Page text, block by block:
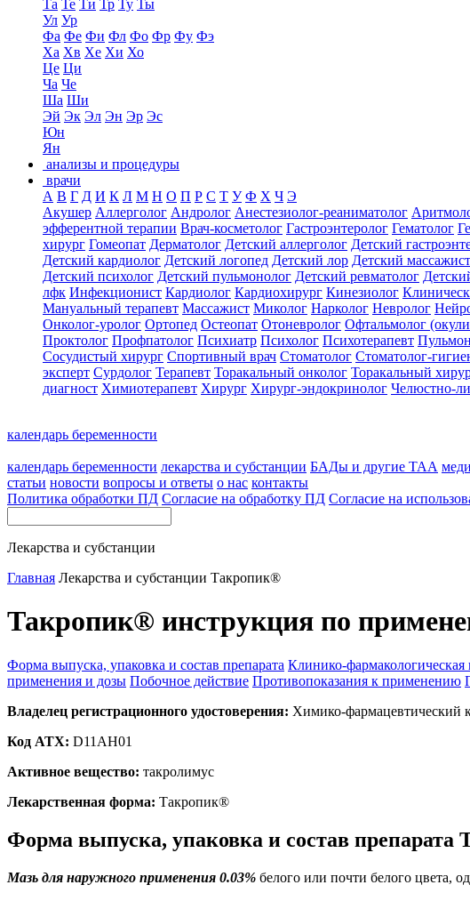
Та Те Ти Тр Ту Ты
Ул Ур
Фа Фе Фи Фл Фо Фр Фу Фэ
Ха Хв Хе Хи Хо
Це Ци
Ча Че
Ша Ши
Эй Эк Эл Эн Эр Эс
Юн
Ян
анализы и процедуры
врачи
А В Г Д И К Л М Н О П Р С Т У Ф Х Ч Э
Акушер Аллерголог Андролог Анестезиолог-реаниматолог
эфферентной терапии Врач-косметолог Гастроэнтеролог Гематолог
хирург Гомеопат Дерматолог Детский аллерголог Детский
Детский кардиолог Детский логопед Детский лор Детский массажист
Детский психолог Детский пульмонолог Детский ревматолог
лфк Инфекционист Кардиолог Кардиохирург Кинезиолог
Мануальный терапевт Массажист Миколог Нарколог Невролог
Онколог-уролог Ортопед Остеопат Отоневролог Офтальмолог
Проктолог Профпатолог Психиатр Психолог Психотерапевт
Сосудистый хирург Спортивный врач Стоматолог Стоматолог-
эксперт Сурдолог Терапевт Торакальный онколог Торакальный
диагност Химиотерапевт Хирург Хирург-эндокринолог Челюстно-
календарь беременности
календарь беременности лекарства и субстанции БАДы и другие ТАА
статьи новости вопросы и ответы о нас контакты
Политика обработки ПД Согласие на обработку ПД Согласие на
Лекарства и субстанции
Главная Лекарства и субстанции Такропик®
Такропик® инструкция по
Форма выпуска, упаковка и состав препарата Клинико-фармакологическая
применения и дозы Побочное действие Противопоказания к применению
Владелец регистрационного удостоверения: Химико-
Код ATX: D11AH01
Активное вещество: такролимус
Лекарственная форма: Такропик®
Форма выпуска, упаковка и состав препарата
Мазь для наружного применения 0.03% белого или почти белого цвета,